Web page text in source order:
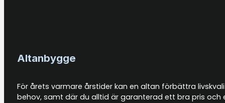
Altanbygge
För årets varmare årstider kan en altan förbättra
behov, samt där du alltid är garanterad ett bra pris